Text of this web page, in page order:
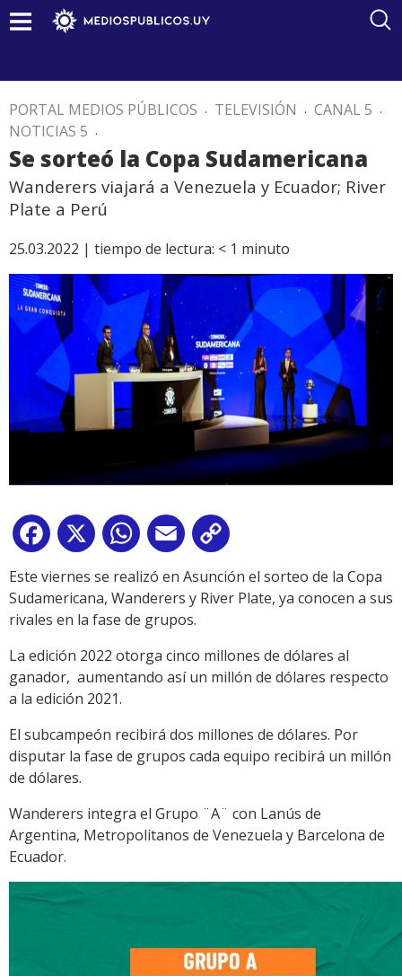
PORTAL MEDIOS PÚBLICOS . TELEVISIÓN . CANAL 5 .
NOTICIAS 5 .
Se sorteó la Copa Sudamericana
Wanderers viajará a Venezuela y Ecuador; River
Plate a Perú
25.03.2022 | tiempo de lectura: < 1 minuto
Facebook
X WhatsApp
Email
Link
Este viernes se realizó en Asunción el sorteo de la Copa
Sudamericana, Wanderers y River Plate, ya conocen a sus
rivales en la fase de grupos.
La edición 2022 otorga cinco millones de dólares al
ganador, aumentando así un millón de dólares respecto
a la edición 2021.
El subcampeón recibirá dos millones de dólares. Por
disputar la fase de grupos cada equipo recibirá un millón
de dólares.
Wanderers integra el Grupo ¨A¨ con Lanús de
Argentina, Metropolitanos de Venezuela y Barcelona de
Ecuador.